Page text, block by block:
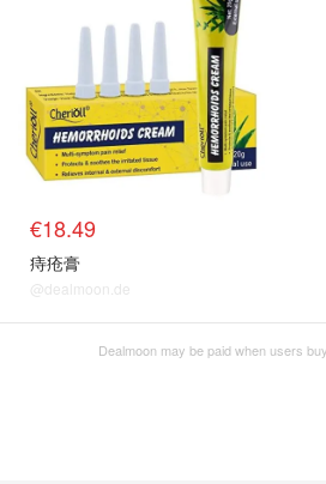
€18.49
痔疮膏
@dealmoon.de
Dealmoon may be paid when users